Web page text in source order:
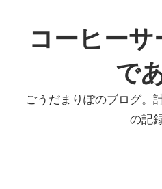
ン
テ
へ
コーヒー
で
ごうだまりぽのブログ。
の記